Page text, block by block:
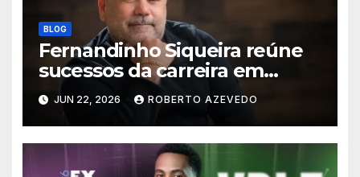
BLOG
Fernandinho Siqueira reúne
sucessos da carreira em
álbum especial lançado
exclusivamente no YouTube
JUN 22, 2026 ROBERTO AZEVEDO